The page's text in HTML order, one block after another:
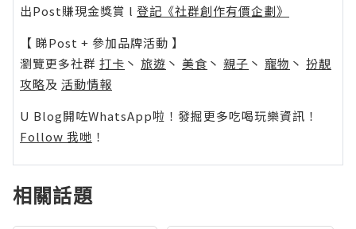
出Post賺現金獎賞 l 登記《社群創作有價企劃》
【 睇Post + 參加品牌活動 】
瀏覽更多社群 打卡 丶 旅遊 丶 美食 丶 親子 丶 寵物 丶 扮靚
攻略及 活動情報
U Blog開咗WhatsApp啦！發掘更多吃喝玩樂資訊！
Follow 我哋 ！
相關話題